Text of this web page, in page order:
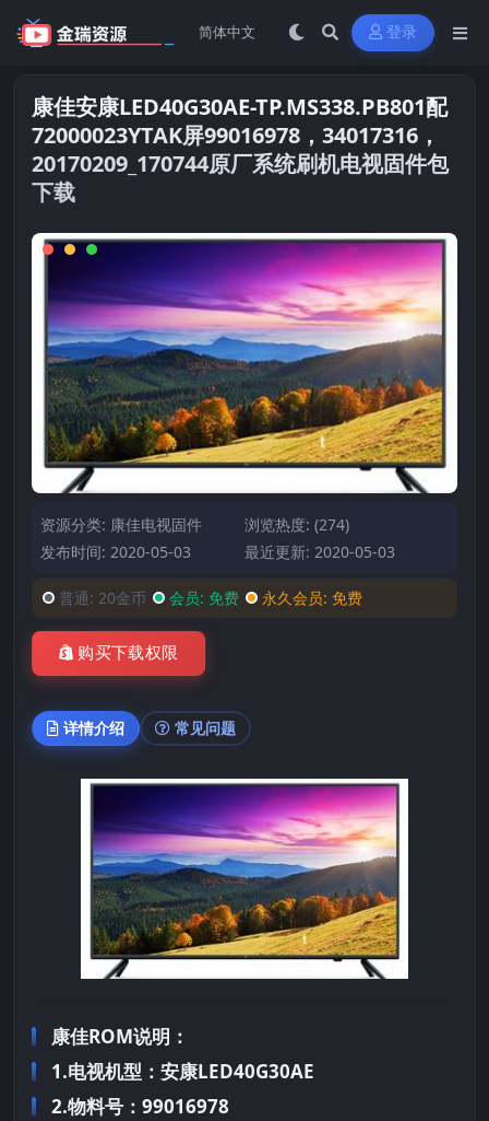
登录
康佳安康LED40G30AE-TP.MS338.PB801配
72000023YTAK屏99016978，34017316，
20170209_170744原厂系统刷机电视固件包
下载
资源分类: 康佳电视固件
浏览热度: (274)
发布时间: 2020-05-03
最近更新: 2020-05-03
普通: 20金币 会员: 免费 永久会员: 免费
购买下载权限
详情介绍 常见问题
康佳ROM说明：
1.电视机型：安康LED40G30AE
2.物料号：99016978